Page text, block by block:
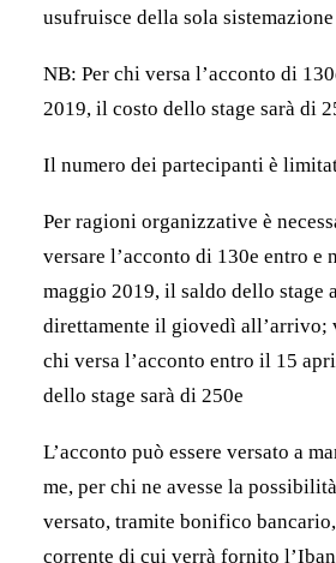
usufruisce della sola
NB: Per chi versa l’acconto di
2019, il costo dello stage sarà di
Il numero dei partecipanti è
Per ragioni organizzative è
versare l’acconto di 130e entro e
maggio 2019, il saldo dello stage
direttamente il giovedì all’arrivo;
chi versa l’acconto entro il 15
dello stage sarà di 250e
L’acconto può essere versato a
me, per chi ne avesse la
versato, tramite bonifico
corrente di cui verrà fornito